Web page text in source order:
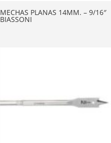
MECHAS PLANAS 14MM. – 9/16″
BIASSONI